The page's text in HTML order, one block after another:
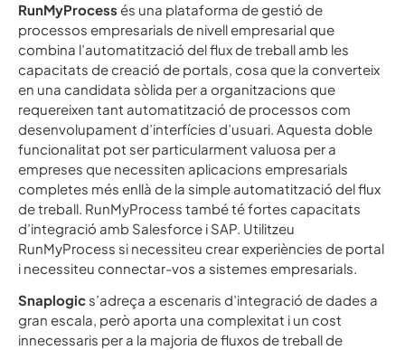
RunMyProcess és una plataforma de gestió de
processos empresarials de nivell empresarial que
combina l’automatització del flux de treball amb les
capacitats de creació de portals, cosa que la converteix
en una candidata sòlida per a organitzacions que
requereixen tant automatització de processos com
desenvolupament d’interfícies d’usuari. Aquesta doble
funcionalitat pot ser particularment valuosa per a
empreses que necessiten aplicacions empresarials
completes més enllà de la simple automatització del flux
de treball. RunMyProcess també té fortes capacitats
d’integració amb Salesforce i SAP. Utilitzeu
RunMyProcess si necessiteu crear experiències de portal
i necessiteu connectar-vos a sistemes empresarials.
Snaplogic s’adreça a escenaris d’integració de dades a
gran escala, però aporta una complexitat i un cost
innecessaris per a la majoria de fluxos de treball de